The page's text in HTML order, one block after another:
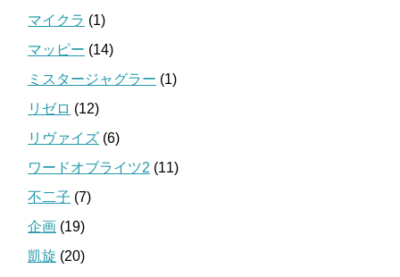
マイクラ (1)
マッピー (14)
ミスタージャグラー (1)
リゼロ (12)
リヴァイズ (6)
ワードオブライツ2 (11)
不二子 (7)
企画 (19)
凱旋 (20)